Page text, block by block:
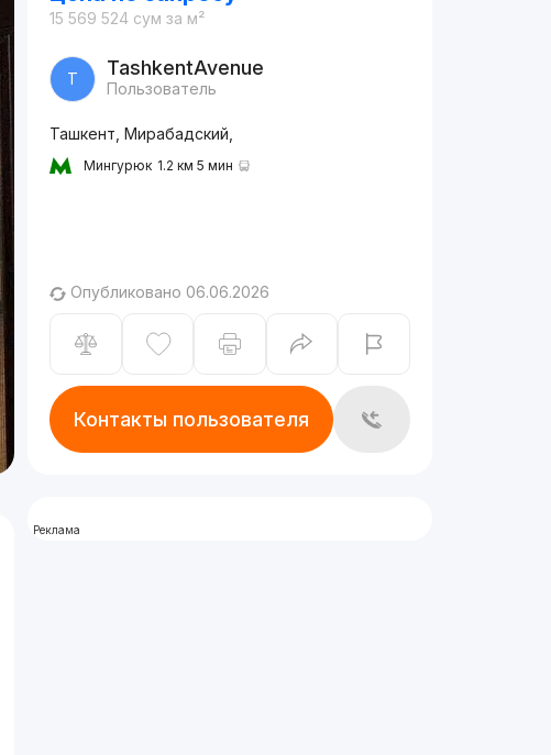
15 569 524 сум за м²
T TashkentAvenue
Пользователь
Ташкент, Мирабадский,
Мингурюк 1.2 км 5 мин
Опубликовано 06.06.2026
Контакты пользователя
Реклама